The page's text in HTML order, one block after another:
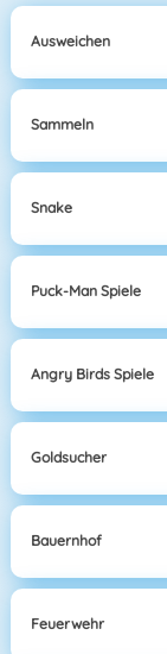
Ausweichen
Sammeln
Snake
Puck-Man Spiele
Angry Birds Spiele
Goldsucher
Bauernhof
Feuerwehr